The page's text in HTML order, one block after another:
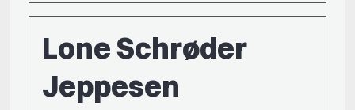
Lone Schrøder
Jeppesen